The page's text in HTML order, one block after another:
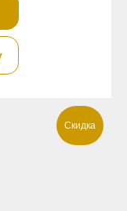
Скидка